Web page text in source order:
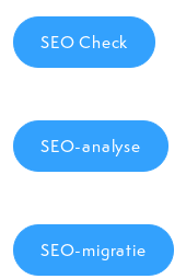
SEO Check
SEO-analyse
SEO-migratie